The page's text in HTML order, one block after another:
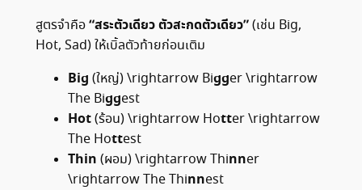
สูตรจำคือ“สระตัวเดียว ตัวสะกดตัวเดียว”(เช่น Big,
Hot, Sad) ให้เบิ้ลตัวท้ายก่อนเติม
Big (ใหญ่)\rightarrowBigger\rightarrow
The Biggest
Hot(ร้อน)\rightarrowHotter\rightarrow
The Hottest
Thin (ผอม)\rightarrowThinner
\rightarrowThe Thinnest